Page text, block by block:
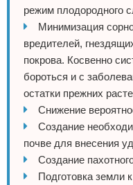
режим плодородного
Минимизация
вредителей,
покрова. Косвенно
бороться и с
остатки прежних
Снижение
Создание
почве для внесения
Создание
Подготовка земли